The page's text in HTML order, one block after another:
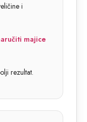
i
majice
rezultat.